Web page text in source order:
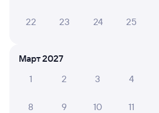
22 23 24 25
Март 2027
1
2 3 4
8 9 10 11